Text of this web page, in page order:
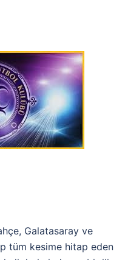
Galatasaray ve
tüm kesime hitap eden